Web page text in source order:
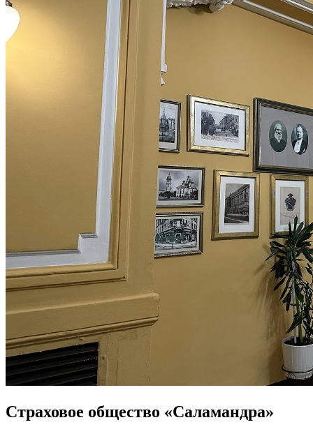
Страховое общество «Саламандра»